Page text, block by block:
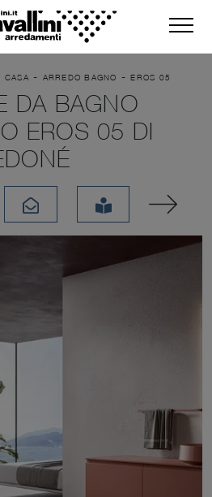
CASA - ARREDO BAGNO -EROS 05
DA BAGNO
EROS 05 DI